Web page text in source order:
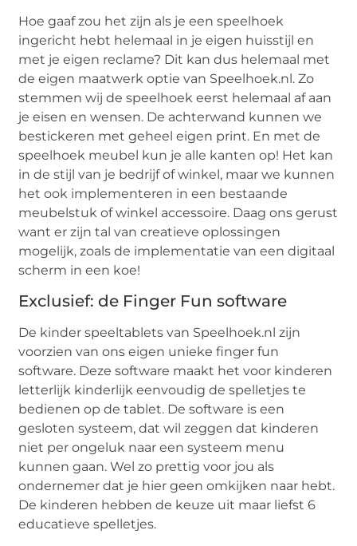
Hoe gaaf zou het zijn als je een speelhoek
ingericht hebt helemaal in je eigen huisstijl en
met je eigen reclame? Dit kan dus helemaal met
de eigen maatwerk optie van Speelhoek.nl. Zo
stemmen wij de speelhoek eerst helemaal af aan
je eisen en wensen. De achterwand kunnen we
bestickeren met geheel eigen print. En met de
speelhoek meubel kun je alle kanten op! Het kan
in de stijl van je bedrijf of winkel, maar we kunnen
het ook implementeren in een bestaande
meubelstuk of winkel accessoire. Daag ons gerust
want er zijn tal van creatieve oplossingen
mogelijk, zoals de implementatie van een digitaal
scherm in een koe!
Exclusief: de Finger Fun software
De kinder speeltablets van Speelhoek.nl zijn
voorzien van ons eigen unieke finger fun
software. Deze software maakt het voor kinderen
letterlijk kinderlijk eenvoudig de spelletjes te
bedienen op de tablet. De software is een
gesloten systeem, dat wil zeggen dat kinderen
niet per ongeluk naar een systeem menu
kunnen gaan. Wel zo prettig voor jou als
ondernemer dat je hier geen omkijken naar hebt.
De kinderen hebben de keuze uit maar liefst 6
educatieve spelletjes.